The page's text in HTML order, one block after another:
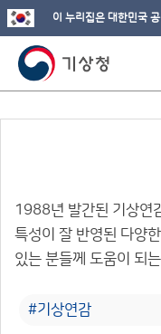
이 누리집은 대한민국
1988년 발간된 기상연
특성이 잘 반영된 다양
있는 분들께 도움이 되
#기상연감